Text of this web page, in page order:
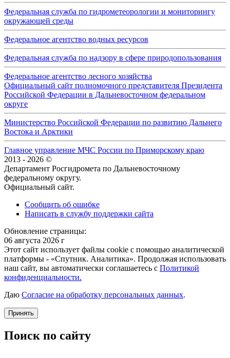
Федеральная служба по гидрометеорологии и мониторингу
окружающей среды
Федеральное агентство водных ресурсов
Федеральная служба по надзору в сфере природопользования
Федеральное агентство лесного хозяйства
Официальный сайт полномочного представителя Президента
Российской Федерации в Дальневосточном федеральном
округе
Министерство Российской Федерации по развитию Дальнего
Востока и Арктики
Главное управление МЧС России по Приморскому краю
2013 - 2026 ©
Департамент Росгидромета по Дальневосточному
федеральному округу.
Официальный сайт.
Сообщить об ошибке
Написать в службу поддержки сайта
Обновление страницы:
06 августа 2026 г
Этот сайт использует файлы cookie с помощью аналитической
платформы - «Спутник. Аналитика». Продолжая использовать
наш сайт, вы автоматически соглашаетесь с Политикой
конфиденциальности.
Даю Согласие на обработку персональных данных.
Принять
Поиск по сайту